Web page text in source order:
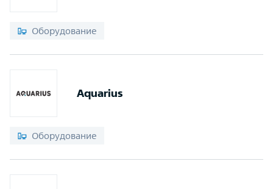
Оборудование
Aquarius
Оборудование